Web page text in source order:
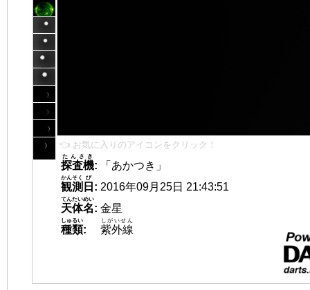
👈 お気に入りのアイコンをクリック！
探査機
たんさき
:
「あかつき」
観測
かんそく
日
び
: 2016年09月25日 21:43:51
天体名
てんたいめい
: 金星
種類
しゅるい
: 紫外線
しがいせん